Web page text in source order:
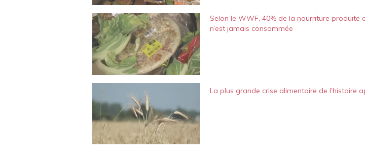
Selon le WWF, 40% de la nourriture produite
n’est jamais consommée
La plus grande crise alimentaire de l’histoire